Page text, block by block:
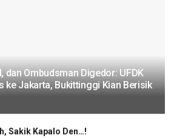
dan Ombudsman Digedor: UFDK
ke Jakarta, Bukittinggi Kian Berisik
Sakik Kapalo Den…!